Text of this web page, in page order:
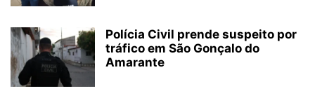
Polícia Civil prende suspeito por
tráfico em São Gonçalo do
Amarante